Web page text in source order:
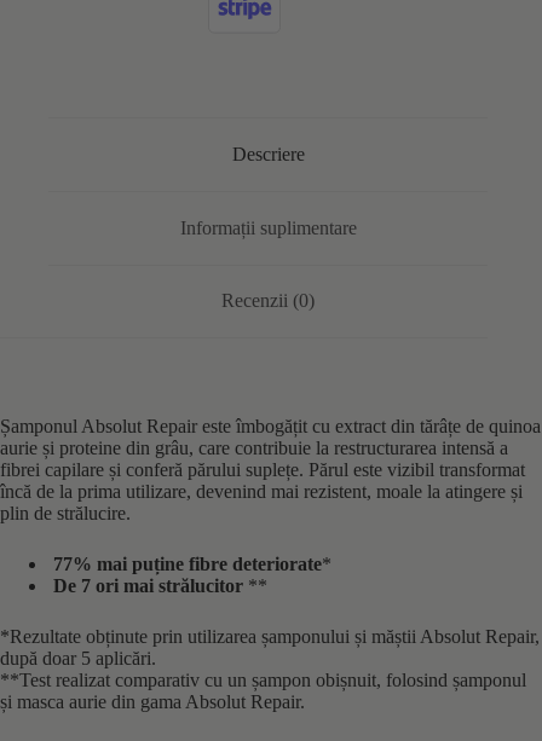
Descriere
Informații suplimentare
Recenzii (0)
Șamponul Absolut Repair este îmbogățit cu extract din tărâțe de quinoa
aurie și proteine din grâu, care contribuie la restructurarea intensă a
fibrei capilare și conferă părului suplețe. Părul este vizibil transformat
încă de la prima utilizare, devenind mai rezistent, moale la atingere și
plin de strălucire.
77% mai puține fibre deteriorate*
De 7 ori mai strălucitor **
*Rezultate obținute prin utilizarea șamponului și măștii Absolut Repair,
după doar 5 aplicări.
**Test realizat comparativ cu un șampon obișnuit, folosind șamponul
și masca aurie din gama Absolut Repair.